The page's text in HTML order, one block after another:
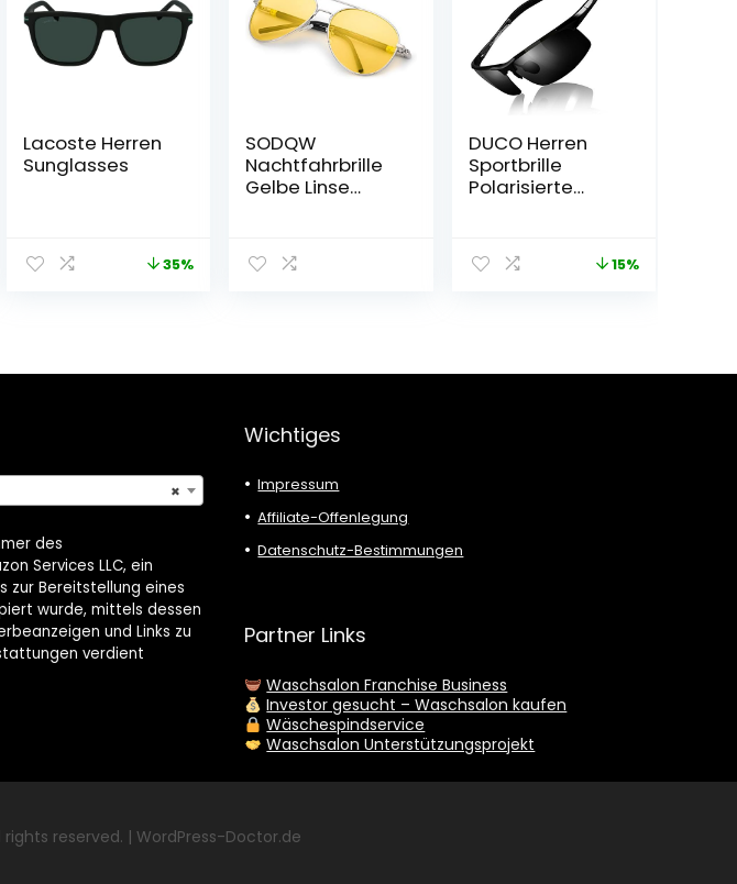
Lacoste Herren
Sunglasses
35%
SODQW
Nachtfahrbrille
Gelbe Linse
Fahren Brillen,
Nachtsichtbrille
DUCO Herren
Sportbrille
Polarisierte
Ultraleichte Al-
Mg
15%
×
des
Services LLC, ein
zur Bereitstellung eines
wurde, mittels dessen
und Links zu
verdient
Wichtiges
Impressum
Affiliate-Offenlegung
Datenschutz-Bestimmungen
Partner Links
Waschsalon Franchise Business
Investor gesucht – Waschsalon kaufen
Wäschespindservice
Waschsalon Unterstützungsprojekt
rights reserved. | WordPress-Doctor.de